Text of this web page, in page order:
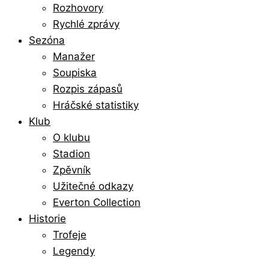
Rozhovory
Rychlé zprávy
Sezóna
Manažer
Soupiska
Rozpis zápasů
Hráčské statistiky
Klub
O klubu
Stadion
Zpěvník
Užitečné odkazy
Everton Collection
Historie
Trofeje
Legendy